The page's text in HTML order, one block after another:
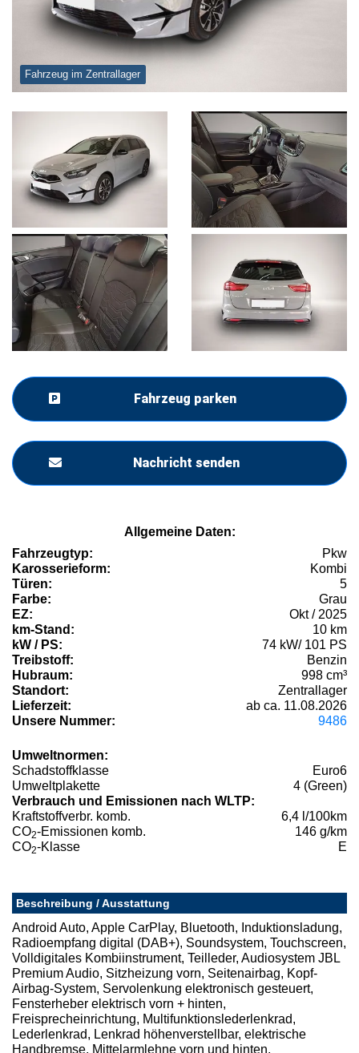
Fahrzeug im Zentrallager
Fahrzeug parken
Nachricht senden
Allgemeine Daten:
Fahrzeugtyp:
Pkw
Karosserieform:
Kombi
Türen:
5
Farbe:
Grau
EZ:
Okt / 2025
km-Stand:
10 km
kW / PS:
74 kW/ 101 PS
Treibstoff:
Benzin
Hubraum:
998 cm³
Standort:
Zentrallager
Lieferzeit:
ab ca. 11.08.2026
Unsere Nummer:
9486
Umweltnormen:
Schadstoffklasse
Euro6
Umweltplakette
4 (Green)
Verbrauch und Emissionen nach WLTP:
Kraftstoffverbr. komb.
6,4 l/100km
CO2-Emissionen komb.
146 g/km
CO2-Klasse E
Beschreibung / Ausstattung
Android Auto, Apple CarPlay, Bluetooth, Induktionsladung,
Radioempfang digital (DAB+), Soundsystem, Touchscreen,
Volldigitales Kombiinstrument, Teilleder, Audiosystem JBL
Premium Audio, Sitzheizung vorn, Seitenairbag, Kopf-
Airbag-System, Servolenkung elektronisch gesteuert,
Fensterheber elektrisch vorn + hinten,
Freisprecheinrichtung, Multifunktionslederlenkrad,
Lederlenkrad, Lenkrad höhenverstellbar, elektrische
Handbremse, Mittelarmlehne vorn und hinten,